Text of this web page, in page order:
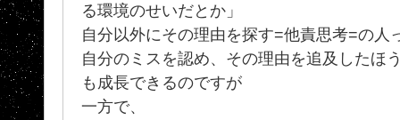
る環境のせいだとか」
自分以外にその理由を探す=他責思考=の人
自分のミスを認め、その理由を追及したほ
も成長できるのですが
一方で、